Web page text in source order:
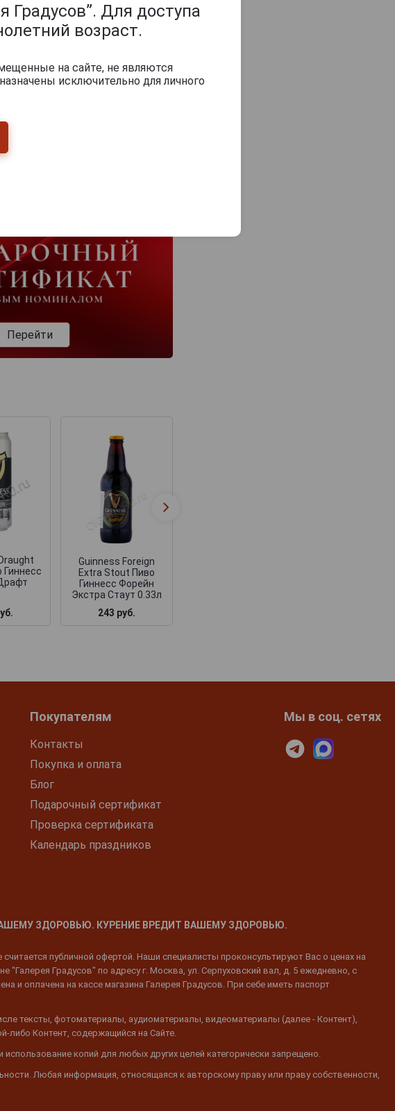
0из 2000 знаков
Перейти
Гиннесс
Guinness Foreign
Extra Stout Пиво
Гиннесс Форейн
Экстра Стаут 0.33л
243 руб.
Покупателям
Контакты
Покупка и оплата
Блог
Подарочный сертификат
Проверка сертификата
Календарь праздников
Мы в соц. сетях
ЗДОРОВЬЮ. КУРЕНИЕ ВРЕДИТ ВАШЕМУ ЗДОРОВЬЮ.
публичной офертой. Наши специалисты проконсультируют Вас о ценах на
Градусов" по адресу г. Москва, ул. Серпуховский вал, д. 5 ежедневно, с
и оплачена на кассе магазина Галерея Градусов. При себе иметь паспорт
тексты, фотоматериалы, аудиоматериалы, видеоматериалы (далее - Контент),
либо Контент, содержащийся на Сайте.
копий для любых других целей категорически запрещено.
Любая информация, относящаяся к авторскому праву или праву собственности,
Градусов”. Для доступа
возраст.
на сайте, не являются
исключительно для личного